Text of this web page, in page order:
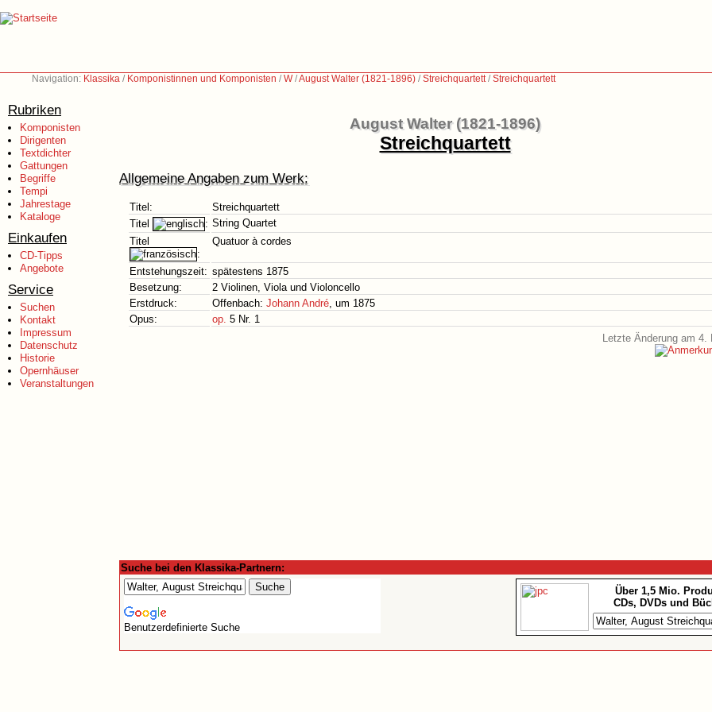
Navigation: Klassika / Komponistinnen und Komponisten /W/August Walter (1821-1896) /Streichquartett/Streichquartett
Rubriken
Komponisten
Dirigenten
Textdichter
Gattungen
Begriffe
Tempi
Jahrestage
Kataloge
Einkaufen
CD-Tipps
Angebote
Service
Suchen
Kontakt
Impressum
Datenschutz
Historie
Opernhäuser
Veranstaltungen
August Walter (1821-1896)
Streichquartett
Allgemeine Angaben zum Werk:
Titel:
Streichquartett
Titel
: String Quartet
Titel
:
Quatuor à cordes
Entstehungszeit: spätestens 1875
Besetzung:
2 Violinen, Viola und Violoncello
Erstdruck:
Offenbach: Johann André, um 1875
Opus:
op. 5 Nr. 1
Letzte Änderung am 4.
Suche bei den Klassika-Partnern:
Benutzerdefinierte Suche
Über 1,5 Mio.
CDs, DVDs und